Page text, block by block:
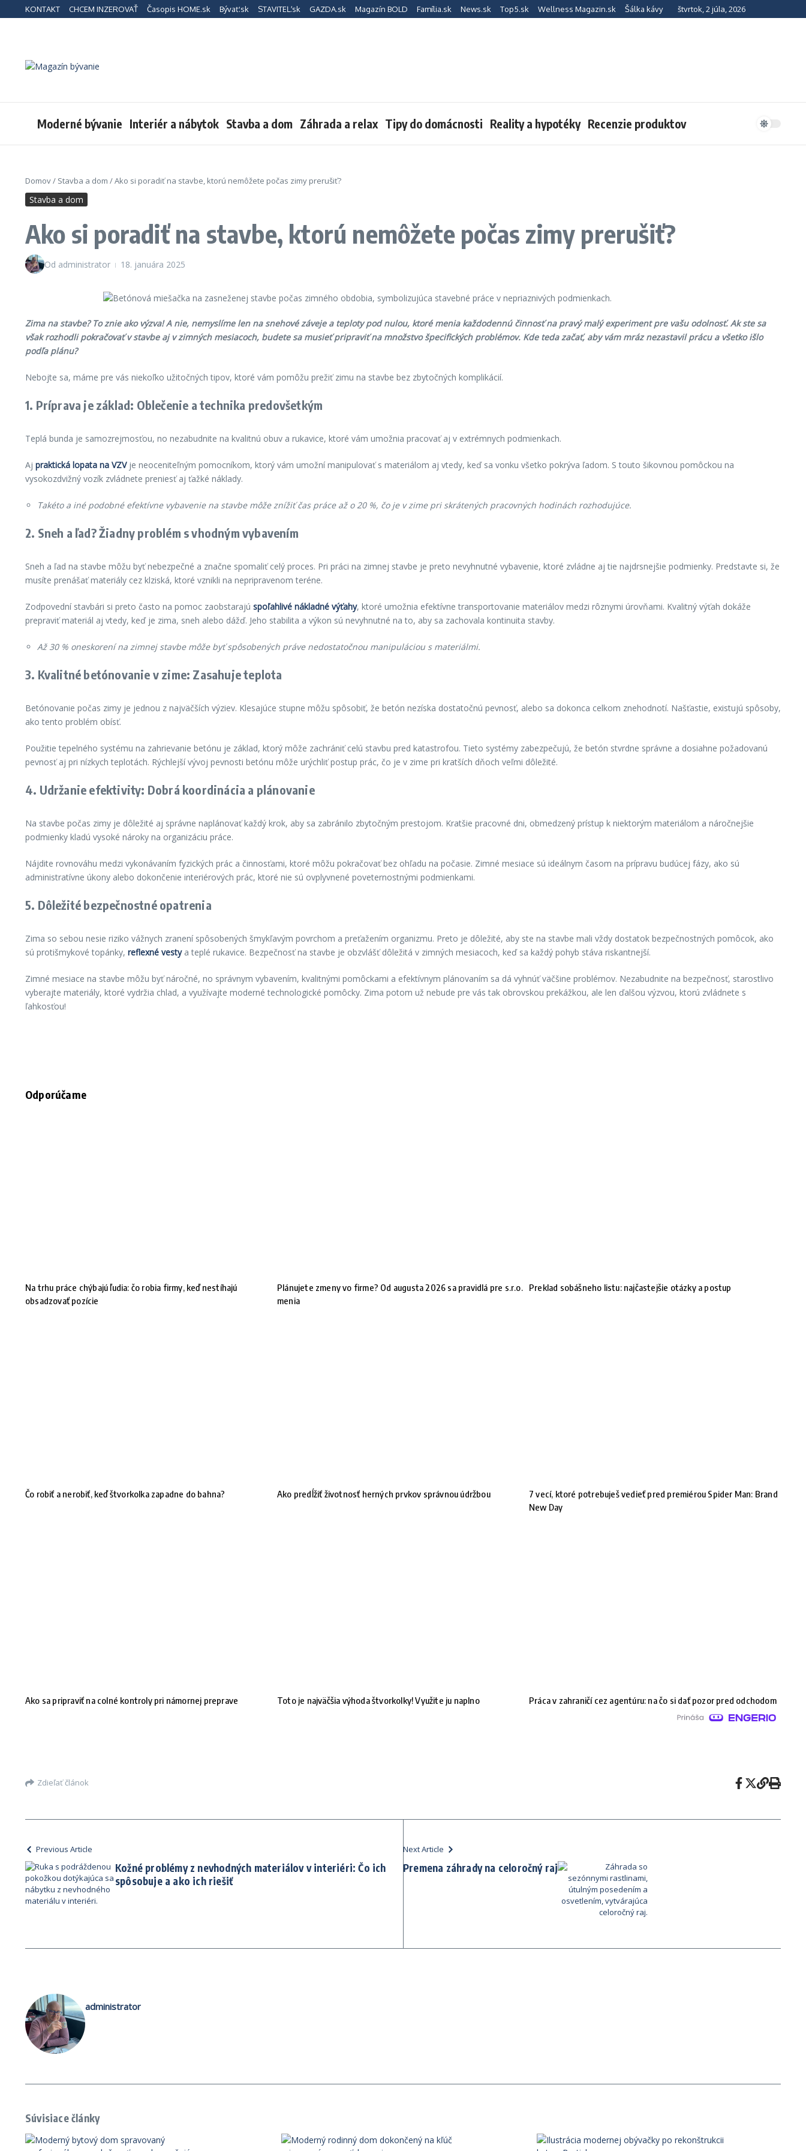
Preskočiť na obsah
KONTAKT CHCEM INZEROVAŤ Časopis HOME.sk Bývať.sk STAVITEĽ.sk GAZDA.sk Magazín BOLD Família.sk News.sk Top5.sk Wellness Magazin.sk Šálka kávy štvrtok, 2 júla, 2026
Moderné bývanie Interiér a nábytok Stavba a dom Záhrada a relax Tipy do domácnosti Reality a hypotéky Recenzie produktov
Domov/ Stavba a dom /Ako si poradiť na stavbe, ktorú nemôžete počas zimy prerušiť?
Stavba a dom
Ako si poradiť na stavbe, ktorú nemôžete počas zimy prerušiť?
Od administrator 18. januára 2025
Zima na stavbe? To znie ako výzva! A nie, nemyslíme len na snehové záveje a teploty pod nulou, ktoré menia každodennú činnosť na pravý malý experiment pre vašu odolnosť. Ak ste sa
však rozhodli pokračovať v stavbe aj v zimných mesiacoch, budete sa musieť pripraviť na množstvo špecifických problémov. Kde teda začať, aby vám mráz nezastavil prácu a všetko išlo
podľa plánu?
Nebojte sa, máme pre vás niekoľko užitočných tipov, ktoré vám pomôžu prežiť zimu na stavbe bez zbytočných komplikácií.
1. Príprava je základ: Oblečenie a technika predovšetkým
Teplá bunda je samozrejmosťou, no nezabudnite na kvalitnú obuv a rukavice, ktoré vám umožnia pracovať aj v extrémnych podmienkach.
Aj praktická lopata na VZVje neoceniteľným pomocníkom, ktorý vám umožní manipulovať s materiálom aj vtedy, keď sa vonku všetko pokrýva ľadom. S touto šikovnou pomôckou na
vysokozdvižný vozík zvládnete preniesť aj ťažké náklady.
Takéto a iné podobné efektívne vybavenie na stavbe môže znížiť čas práce až o 20 %, čo je v zime pri skrátených pracovných hodinách rozhodujúce.
2. Sneh a ľad? Žiadny problém s vhodným vybavením
Sneh a ľad na stavbe môžu byť nebezpečné a značne spomaliť celý proces. Pri práci na zimnej stavbe je preto nevyhnutné vybavenie, ktoré zvládne aj tie najdrsnejšie podmienky. Predstavte si, že
musíte prenášať materiály cez klziská, ktoré vznikli na nepripravenom teréne.
Zodpovední stavbári si preto často na pomoc zaobstarajú spoľahlivé nákladné výťahy, ktoré umožnia efektívne transportovanie materiálov medzi rôznymi úrovňami. Kvalitný výťah dokáže
prepraviť materiál aj vtedy, keď je zima, sneh alebo dážď. Jeho stabilita a výkon sú nevyhnutné na to, aby sa zachovala kontinuita stavby.
Až 30 % oneskorení na zimnej stavbe môže byť spôsobených práve nedostatočnou manipuláciou s materiálmi.
3. Kvalitné betónovanie v zime: Zasahuje teplota
Betónovanie počas zimy je jednou z najväčších výziev. Klesajúce stupne môžu spôsobiť, že betón nezíska dostatočnú pevnosť, alebo sa dokonca celkom znehodnotí. Našťastie, existujú spôsoby,
ako tento problém obísť.
Použitie tepelného systému na zahrievanie betónu je základ, ktorý môže zachrániť celú stavbu pred katastrofou. Tieto systémy zabezpečujú, že betón stvrdne správne a dosiahne požadovanú
pevnosť aj pri nízkych teplotách. Rýchlejší vývoj pevnosti betónu môže urýchliť postup prác, čo je v zime pri kratších dňoch veľmi dôležité.
4. Udržanie efektivity: Dobrá koordinácia a plánovanie
Na stavbe počas zimy je dôležité aj správne naplánovať každý krok, aby sa zabránilo zbytočným prestojom. Kratšie pracovné dni, obmedzený prístup k niektorým materiálom a náročnejšie
podmienky kladú vysoké nároky na organizáciu práce.
Nájdite rovnováhu medzi vykonávaním fyzických prác a činnosťami, ktoré môžu pokračovať bez ohľadu na počasie. Zimné mesiace sú ideálnym časom na prípravu budúcej fázy, ako sú
administratívne úkony alebo dokončenie interiérových prác, ktoré nie sú ovplyvnené poveternostnými podmienkami.
5. Dôležité bezpečnostné opatrenia
Zima so sebou nesie riziko vážnych zranení spôsobených šmykľavým povrchom a preťažením organizmu. Preto je dôležité, aby ste na stavbe mali vždy dostatok bezpečnostných pomôcok, ako
sú protišmykové topánky, reflexné vestya teplé rukavice. Bezpečnosť na stavbe je obzvlášť dôležitá v zimných mesiacoch, keď sa každý pohyb stáva riskantnejší.
Zimné mesiace na stavbe môžu byť náročné, no správnym vybavením, kvalitnými pomôckami a efektívnym plánovaním sa dá vyhnúť väčšine problémov. Nezabudnite na bezpečnosť, starostlivo
vyberajte materiály, ktoré vydržia chlad, a využívajte moderné technologické pomôcky. Zima potom už nebude pre vás tak obrovskou prekážkou, ale len ďalšou výzvou, ktorú zvládnete s
ľahkosťou!
Odporúčame
Na trhu práce chýbajú ľudia: čo robia firmy, keď nestíhajú
obsadzovať pozície
Plánujete zmeny vo firme? Od augusta 2026 sa pravidlá pre s.r.o.
menia
Preklad sobášneho listu: najčastejšie otázky a postup
Čo robiť a nerobiť, keď štvorkolka zapadne do bahna? Ako predĺžiť životnosť herných prvkov správnou údržbou
7 vecí, ktoré potrebuješ vedieť pred premiérou Spider Man: Brand
New Day
Ako sa pripraviť na colné kontroly pri námornej preprave Toto je najväčšia výhoda štvorkolky! Využite ju naplno Práca v zahraničí cez agentúru: na čo si dať pozor pred odchodom
Zdieľať článok
Previous Article
Kožné problémy z nevhodných materiálov v interiéri: Čo ich
spôsobuje a ako ich riešiť
Next Article
Premena záhrady na celoročný raj
administrator
Súvisiace články